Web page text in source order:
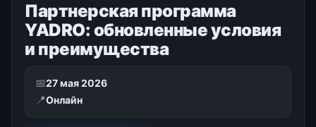
Партнерская программа
YADRO: обновленные условия
и преимущества
📅27 мая 2026
📍Онлайн